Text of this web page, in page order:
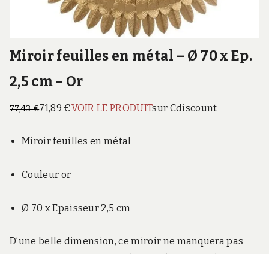
Miroir feuilles en métal – Ø 70 x Ep.
2,5 cm – Or
77,43 €71,89 €VOIR LE PRODUITsur Cdiscount
Miroir feuilles en métal
Couleur or
Ø 70 x Epaisseur 2,5 cm
D’une belle dimension, ce miroir ne manquera pas